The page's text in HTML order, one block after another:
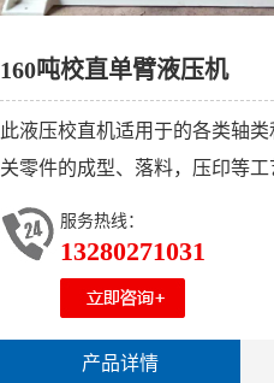
160吨校直单臂液压机
此液压校直机适用于的各类轴
关零件的成型、落料，压印等工
服务热线：
13280271031
产品详情